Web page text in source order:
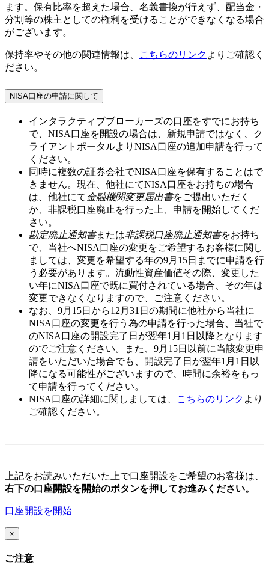
ます。保有比率を超えた場合、名義書換が行えず、配当金・
分割等の株主としての権利を受けることができなくなる場合
がございます。
保持率やその他の関連情報は、 こちらのリンク よりご確認く
ださい。
NISA口座の申請に関して
インタラクティブブローカーズの口座をすでにお持ち
で、NISA口座を開設の場合は、新規申請ではなく、ク
ライアントポータルよりNISA口座の追加申請を行って
ください。
同時に複数の証券会社でNISA口座を保有することはで
きません。現在、他社にてNISA口座をお持ちの場合
は、他社にて 金融機関変更届出書をご提出いただく
か、非課税口座廃止を行った上、申請を開始してくだ
さい。
勘定廃止通知書または非課税口座廃止通知書をお持ち
で、当社へNISA口座の変更をご希望するお客様に関し
ましては、変更を希望する年の9月15日 までに申請を行
う必要があります。流動性資産価値その際、変更した
い年にNISA口座で既に買付されている場合、その年は
変更できなくなりますので、ご注意ください。
なお、 9月15日から12月31日 の期間に他社から当社に
NISA口座の変更を行う為の申請を行った場合、当社で
のNISA口座の開設完了日が翌年1月1日 以降となります
のでご注意ください。また、 9月15日以前に当該変更申
請をいただいた場合でも、開設完了日が翌年1月1日以
降になる可能性がございますので、時間に余裕をもっ
て申請を行ってください。
NISA口座の詳細に関しましては、
こちらのリンク より
ご確認ください。
上記をお読みいただいた上で口座開設をご希望のお客様は、
右下の口座開設を開始のボタンを押してお進みください。
口座開設を開始
×
ご注意